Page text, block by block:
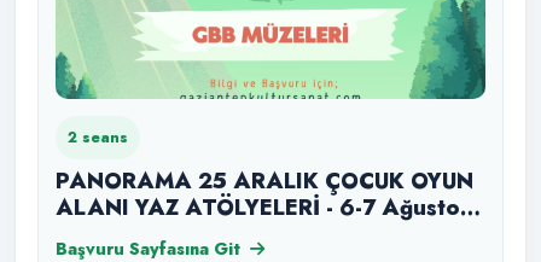
2 seans
PANORAMA 25 ARALIK ÇOCUK OYUN
ALANI YAZ ATÖLYELERİ - 6-7 Ağustos
2026 Perşembe - Cuma
Başvuru Sayfasına Git